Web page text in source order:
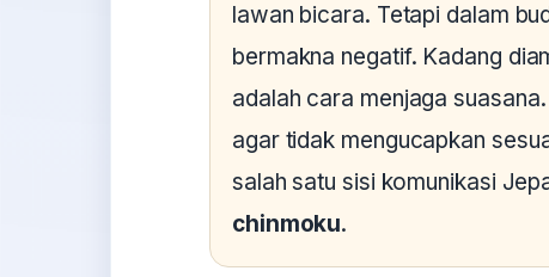
lawan bicara. Tetapi dalam
bermakna negatif. Kadang
adalah cara menjaga
agar tidak mengucapkan
salah satu sisi komunikasi
chinmoku.